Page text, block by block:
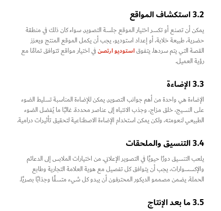
3.2 استكشاف المواقع
يمكن أن تصنع أو تكسر اختيار الموقع جلسة التصوير. سواء كان ذلك في منطقة
حضرية، طبيعة خلابة، أو إعداد استوديو، يجب أن يكمل الموقع المنتج ويعزز
القصة التي يتم سردها. يتفوقاستوديو ارتصنفي اختيار مواقع تتوافق تمامًا مع
رؤية العميل.
3.3 الإضاءة
الإضاءة هي واحدة من أهم جوانب التصوير. يمكن للإضاءة المناسبة تسليط الضوء
على النسيج، خلق مزاج، وجذب الانتباه إلى عناصر محددة. غالبًا ما يُفضل الضوء
الطبيعي لنعومته، ولكن يمكن استخدام الإضاءة الاصطناعية لتحقيق تأثيرات درامية.
3.4 التنسيق والملحقات
يلعب التنسيق دورًا حيويًا في التصوير الإعلاني. من اختيارات الملابس إلى الدعائم
والإكسسوارات، يجب أن يتوافق كل تفصيل مع هوية العلامة التجارية وطابع
الحملة. يضمن مصممو الديكور المحترفون أن يبدو كل شيء متسقًا وجذابًا بصريًا.
3.5 ما بعد الإنتاج